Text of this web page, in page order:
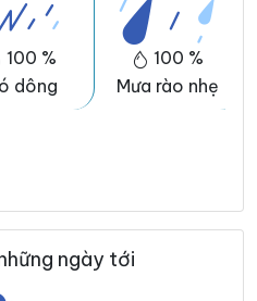
100 %
dông
100 %
Mưa rào nhẹ
ngày tới